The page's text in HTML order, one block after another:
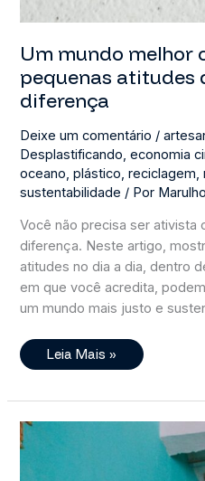
Um mundo melhor
pequenas atitudes
diferença
Deixe um comentário /
Desplastificando,economia
oceano,plástico,reciclagem,
sustentabilidade / Por Marulho
Você não precisa ser ativista
diferença. Neste artigo,
atitudes no dia a dia, dentro
em que você acredita,
um mundo mais justo e
Um
Mundo
Em
Leia Mais »